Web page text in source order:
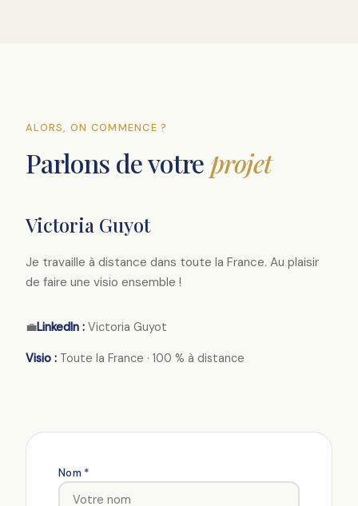
ALORS, ON COMMENCE ?
Parlons de votreprojet
Victoria Guyot
Je travaille à distance dans toute la France. Au plaisir
de faire une visio ensemble !
💼LinkedIn : Victoria Guyot
Visio : Toute la France · 100 % à distance
Nom *